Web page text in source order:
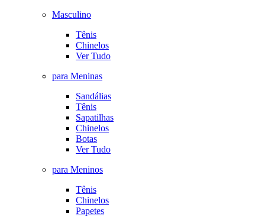
Masculino
Tênis
Chinelos
Ver Tudo
para Meninas
Sandálias
Tênis
Sapatilhas
Chinelos
Botas
Ver Tudo
para Meninos
Tênis
Chinelos
Papetes